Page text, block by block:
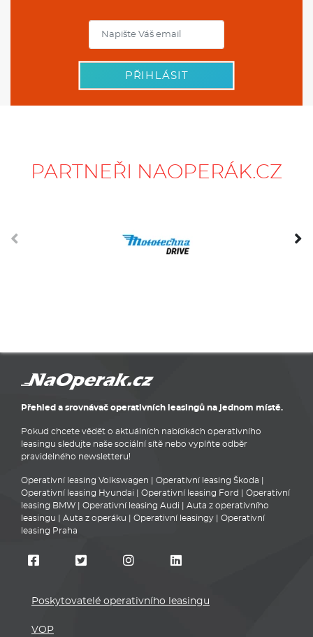
PŘIHLÁSIT
PARTNEŘI NAOPERÁK.CZ
Přehled a srovnávač operativních leasingů na jednom místě.
Pokud chcete vědět o aktuálních nabídkách operativního
leasingu sledujte naše sociální sítě nebo vyplňte odběr
pravidelného newsletteru!
Operativní leasing Volkswagen Operativní leasing Škoda
Operativní leasing Hyundai
Operativní leasing Ford
Operativní
leasing BMW
Operativní leasing Audi
Auta z operativního
leasingu
Auta z operáku Operativní leasingy
Operativní
leasing Praha
Poskytovatelé operativního leasingu
VOP